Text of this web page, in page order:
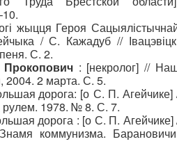
жыцця Героя
/ С. Кажадуб //
С. 2.
: [некролог] //
2004. 2 марта. С. 5.
дорога: [о С. П. Агейчике]
рулем. 1978. № 8. С. 7.
дорога : [о С. П. Агейчике]
коммунизма.